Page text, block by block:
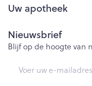
Uw apotheek
Nieuwsbrief
Blijf op de hoogte van